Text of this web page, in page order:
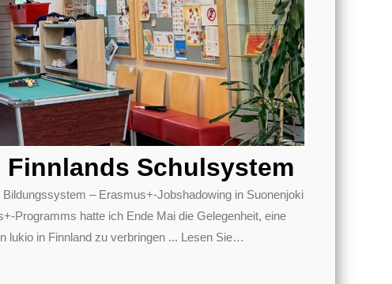
Finnlands Schulsystem
– Erasmus+-Jobshadowing in Suonenjoki
Programms hatte ich Ende Mai die Gelegenheit, eine
lukio in Finnland zu verbringen ... Lesen Sie…